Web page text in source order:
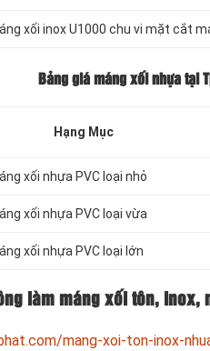
xối inox U1000 chu vi mặt cắt
Bảng giá máng xối nhựa tại
Hạng Mục
xối nhựa PVC loại nhỏ
xối nhựa PVC loại vừa
xối nhựa PVC loại lớn
làm máng xối tôn, inox,
mang-xoi-ton-inox-